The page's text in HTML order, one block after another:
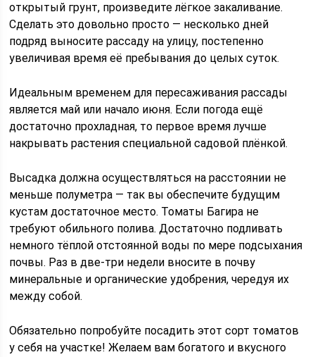
открытый грунт, произведите лёгкое закаливание.
Сделать это довольно просто — несколько дней
подряд выносите рассаду на улицу, постепенно
увеличивая время её пребывания до целых суток.
Идеальным временем для пересаживания рассады
является май или начало июня. Если погода ещё
достаточно прохладная, то первое время лучше
накрывать растения специальной садовой плёнкой.
Высадка должна осуществляться на расстоянии не
меньше полуметра — так вы обеспечите будущим
кустам достаточное место. Томаты Багира не
требуют обильного полива. Достаточно подливать
немного тёплой отстоянной воды по мере подсыхания
почвы. Раз в две-три недели вносите в почву
минеральные и органические удобрения, чередуя их
между собой.
Обязательно попробуйте посадить этот сорт томатов
у себя на участке! Желаем вам богатого и вкусного